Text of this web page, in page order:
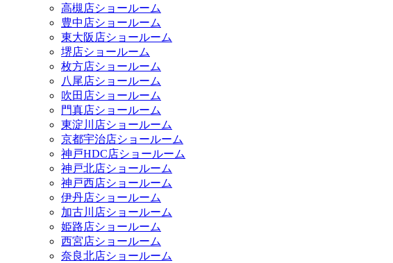
高槻店ショールーム
豊中店ショールーム
東大阪店ショールーム
堺店ショールーム
枚方店ショールーム
八尾店ショールーム
吹田店ショールーム
門真店ショールーム
東淀川店ショールーム
京都宇治店ショールーム
神戸HDC店ショールーム
神戸北店ショールーム
神戸西店ショールーム
伊丹店ショールーム
加古川店ショールーム
姫路店ショールーム
西宮店ショールーム
奈良北店ショールーム